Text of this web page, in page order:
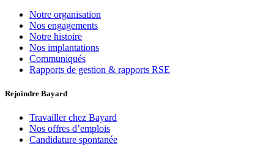
Notre organisation
Nos engagements
Notre histoire
Nos implantations
Communiqués
Rapports de gestion & rapports RSE
Rejoindre Bayard
Travailler chez Bayard
Nos offres d’emplois
Candidature spontanée